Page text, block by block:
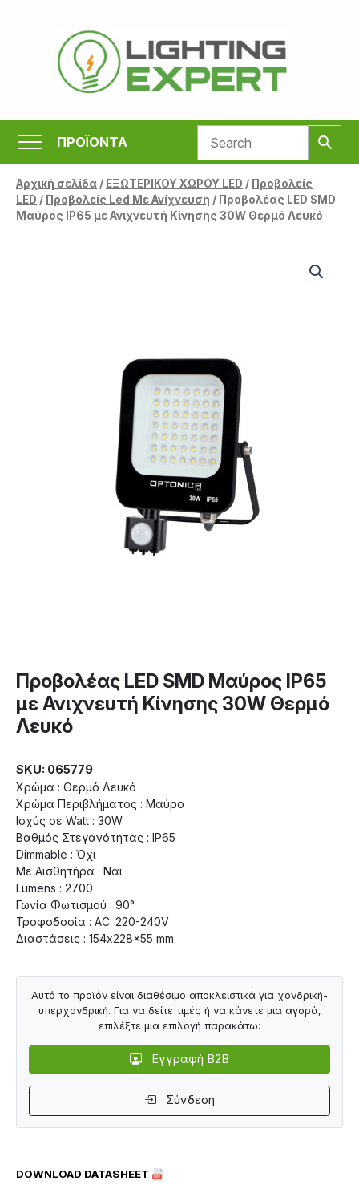
περιεχόμενο
ΠΡΟΪΟΝΤΑ
Αρχική σελίδα/ ΕΞΩΤΕΡΙΚΟΥ ΧΩΡΟΥ LED / Προβολείς
LED / Προβολείς Led Με Ανίχνευση / Προβολέας LED SMD
Μαύρος IP65 με Ανιχνευτή Κίνησης 30W Θερμό Λευκό
Προβολέας LED SMD Μαύρος IP65
με Ανιχνευτή Κίνησης 30W Θερμό
Λευκό
SKU: 065779
Χρώμα : Θερμό Λευκό
Χρώμα Περιβλήματος : Μαύρο
Ισχύς σε Watt : 30W
Βαθμός Στεγανότητας : IP65
Dimmable : Όχι
Με Αισθητήρα : Ναι
Lumens : 2700
Γωνία Φωτισμού : 90°
Τροφοδοσία : AC: 220-240V
Διαστάσεις : 154x228x55 mm
DOWNLOAD DATASHEET
Αυτό το προϊόν είναι διαθέσιμο αποκλειστικά για χονδρική-
υπερχονδρική. Για να δείτε τιμές ή να κάνετε μια αγορά,
επιλέξτε μια επιλογή παρακάτω:
Εγγραφή B2B
Σύνδεση